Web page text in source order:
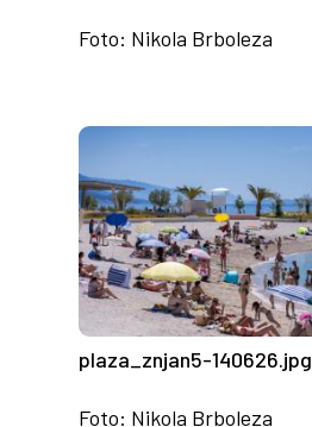
Foto: Nikola Brboleza
plaza_znjan5-140626.jpg
Foto: Nikola Brboleza